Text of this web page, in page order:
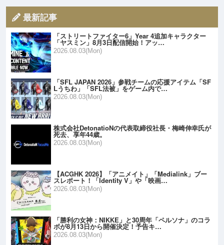
最新記事
「ストリートファイター6」Year 4追加キャラクター
「ヤスミン」8月3日配信開始！アッ…
2026.08.03(Mon)
「SFL JAPAN 2026」参戦チームの応援アイテム「SF
Lうちわ」「SFL法被」をゲーム内で…
2026.08.03(Mon)
株式会社DetonatioNの代表取締役社長・梅崎伸幸氏が
死去、享年44歳。
2026.08.03(Mon)
【ACGHK 2026】「アニメイト」「Medialink」ブー
スレポート！「Identity V」や「映画…
2026.08.03(Mon)
「勝利の女神：NIKKE」と30周年「ペルソナ」のコラ
ボが8月13日から開催決定！予告キ…
2026.08.03(Mon)